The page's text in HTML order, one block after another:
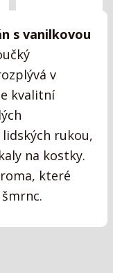
s vanilkovou
v
kvalitní
rukou,
na kostky.
které